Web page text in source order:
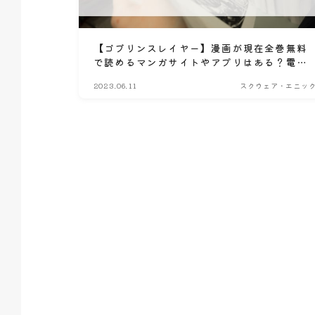
【ゴブリンスレイヤー】漫画が現在全巻無料
で読めるマンガサイトやアプリはある？電子
情報
2023.06.11 スクウェア・エニッ